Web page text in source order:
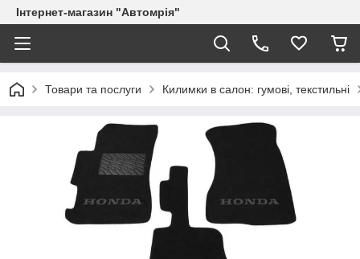
Інтернет-магазин "Автомрія"
Товари та послуги Килимки в салон: гумові, текстильні